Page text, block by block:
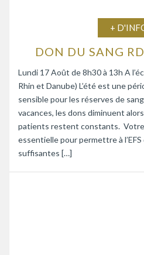
+
DON DU SANG
Lundi 17 Août de 8h30 à 13h A
Rhin et Danube) L’été est une
sensible pour les réserves de
vacances, les dons diminuent
patients restent constants.
essentielle pour permettre à
suffisantes […]